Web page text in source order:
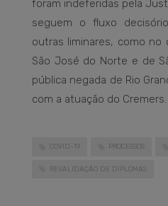
foram indeferidas pela
seguem o fluxo
outras liminares, como
São José do Norte e de
pública negada de Rio
com a atuação do Cremers.
COVID-19 PROCESSOS
REVALIDAÇÃO DE DIPLOMAS